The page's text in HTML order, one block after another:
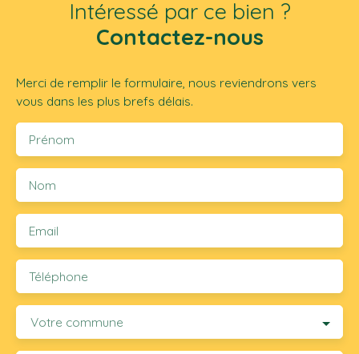
Intéressé par ce bien ?
Contactez-nous
Merci de remplir le formulaire, nous reviendrons vers
vous dans les plus brefs délais.
Prénom
Nom
Email
Téléphone
Votre commune